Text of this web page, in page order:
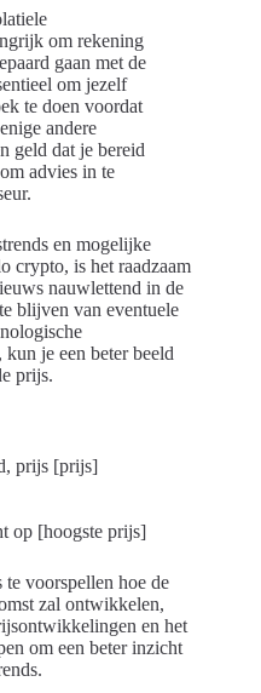
om rekening
gaan met de
om jezelf
te doen voordat
andere
geld dat je bereid
advies in te
en mogelijke
crypto, is het raadzaam
nauwlettend in de
blijven van eventuele
je een beter beeld
prijs.
prijs [prijs]
op [hoogste prijs]
voorspellen hoe de
zal ontwikkelen,
en het
om een beter inzicht